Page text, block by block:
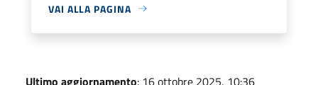
VAI ALLA PAGINA
Ultimo aggiornamento: 16 ottobre 2025, 10:36